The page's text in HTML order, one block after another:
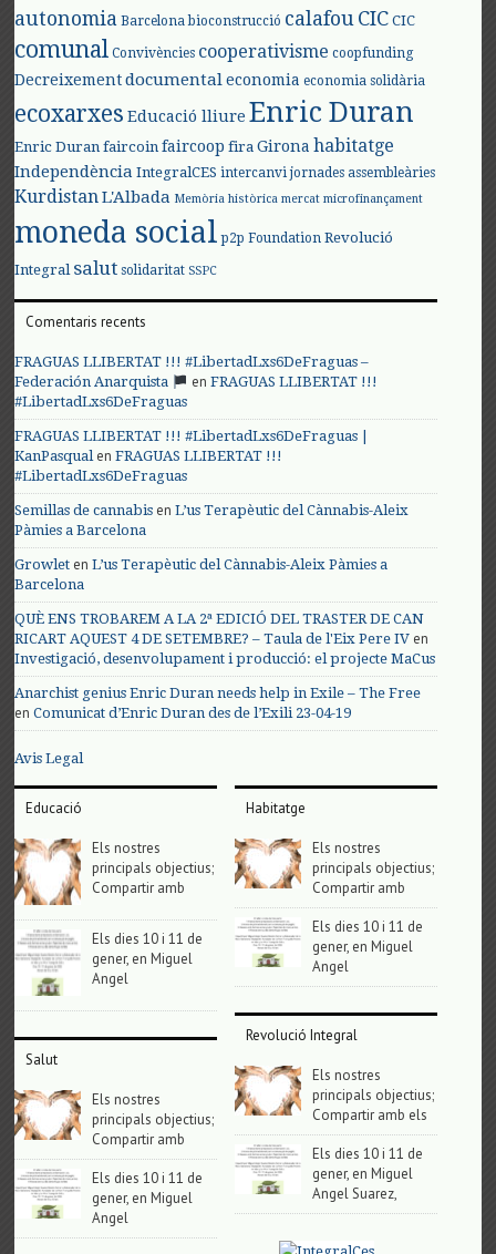
autonomia Barcelona bioconstrucció calafouCIC CIC
comunal Convivències cooperativisme coopfunding
Decreixement documental economia economia solidària
ecoxarxes Educació lliure Enric Duran
Enric Duran faircoin faircoop fira Girona habitatge
Independència IntegralCES intercanvi jornades assembleàries
KurdistanL'Albada Memòria històrica mercat microfinançament
moneda social p2p Foundation Revolució
Integral salut solidaritat SSPC
Comentaris recents
FRAGUAS LLIBERTAT !!! #LibertadLxs6DeFraguas –
Federación Anarquista
enFRAGUAS LLIBERTAT !!!
#LibertadLxs6DeFraguas
FRAGUAS LLIBERTAT !!! #LibertadLxs6DeFraguas |
KanPasqualenFRAGUAS LLIBERTAT !!!
#LibertadLxs6DeFraguas
Semillas de cannabis enL’us Terapèutic del Cànnabis-Aleix
Pàmies a Barcelona
Growlet enL’us Terapèutic del Cànnabis-Aleix Pàmies a
Barcelona
QUÈ ENS TROBAREM A LA 2ª EDICIÓ DEL TRASTER DE CAN
RICART AQUEST 4 DE SETEMBRE? – Taula de l'Eix Pere IV en
Investigació, desenvolupament i producció: el projecte MaCus
Anarchist genius Enric Duran needs help in Exile – The Free
enComunicat d’Enric Duran des de l’Exili 23-04-19
Avis Legal
Educació
Els nostres
principals objectius;
Compartir amb
Els dies 10 i 11 de
gener, en Miguel
Angel
Salut
Els nostres
principals objectius;
Compartir amb
Els dies 10 i 11 de
gener, en Miguel
Angel
Habitatge
Els nostres
principals objectius;
Compartir amb
Els dies 10 i 11 de
gener, en Miguel
Angel
Revolució Integral
Els nostres
principals objectius;
Compartir amb els
Els dies 10 i 11 de
gener, en Miguel
Angel Suarez,